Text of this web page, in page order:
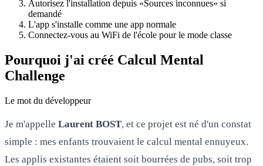
Autorisez l'installation depuis «Sources inconnues» si
demandé
L'app s'installe comme une app normale
Connectez-vous au WiFi de l'école pour le mode classe
Pourquoi j'ai créé Calcul Mental
Challenge
Le mot du développeur
Je m'appelle Laurent BOST, et ce projet est né d'un constat
simple : mes enfants trouvaient le calcul mental ennuyeux.
Les applis existantes étaient soit bourrées de pubs, soit trop